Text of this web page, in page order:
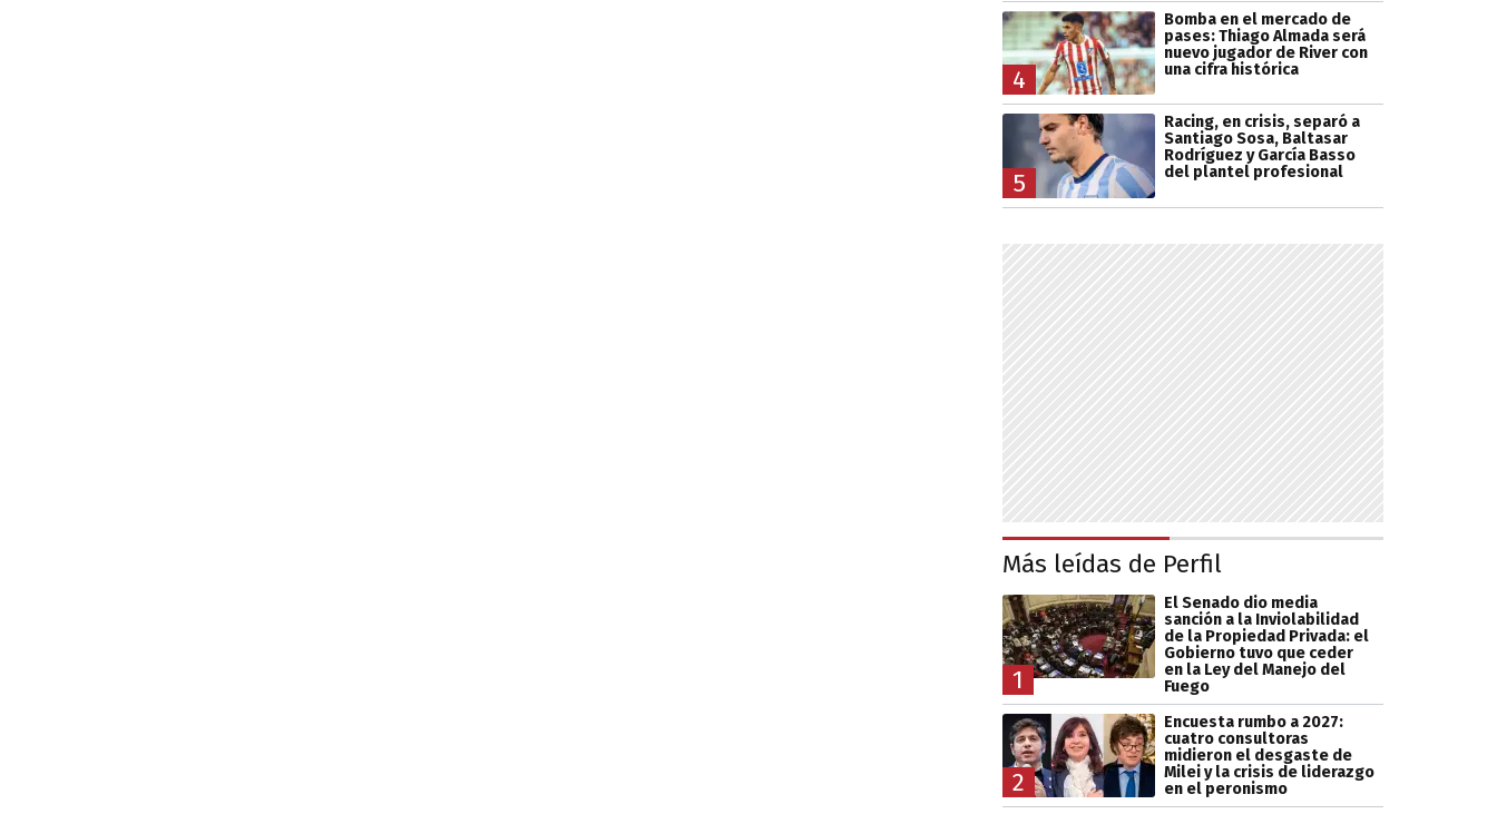
4
Bomba en el mercado de
pases: Thiago Almada será
nuevo jugador de River con
una cifra histórica
5
Racing, en crisis, separó a
Santiago Sosa, Baltasar
Rodríguez y García Basso
del plantel profesional
Más leídas de Perfil
1
El Senado dio media
sanción a la Inviolabilidad
de la Propiedad Privada: el
Gobierno tuvo que ceder
en la Ley del Manejo del
Fuego
2
Encuesta rumbo a 2027:
cuatro consultoras
midieron el desgaste de
Milei y la crisis de liderazgo
en el peronismo